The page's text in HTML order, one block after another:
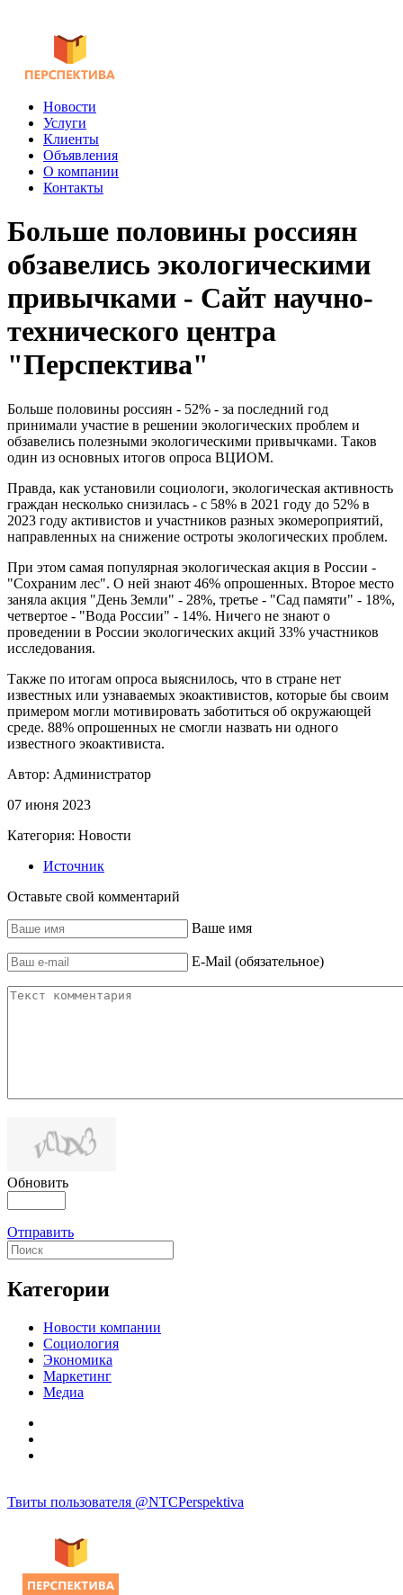
Новости
Услуги
Клиенты
Объявления
О компании
Контакты
Больше половины россиян
обзавелись экологическими
привычками - Сайт научно-
технического центра
"Перспектива"
Больше половины россиян - 52% - за последний год
принимали участие в решении экологических проблем и
обзавелись полезными экологическими привычками. Таков
один из основных итогов опроса ВЦИОМ.
Правда, как установили социологи, экологическая активность
граждан несколько снизилась - с 58% в 2021 году до 52% в
2023 году активистов и участников разных экомероприятий,
направленных на снижение остроты экологических проблем.
При этом самая популярная экологическая акция в России -
"Сохраним лес". О ней знают 46% опрошенных. Второе место
заняла акция "День Земли" - 28%, третье - "Сад памяти" - 18%,
четвертое - "Вода России" - 14%. Ничего не знают о
проведении в России экологических акций 33% участников
исследования.
Также по итогам опроса выяснилось, что в стране нет
известных или узнаваемых экоактивистов, которые бы своим
примером могли мотивировать заботиться об окружающей
среде. 88% опрошенных не смогли назвать ни одного
известного экоактивиста.
Автор: Администратор
07 июня 2023
Категория: Новости
Источник
Оставьте свой комментарий
Ваше имя
E-Mail (обязательное)
Обновить
Отправить
Категории
Новости компании
Социология
Экономика
Маркетинг
Медиа
Твиты пользователя @NTCPerspektiva